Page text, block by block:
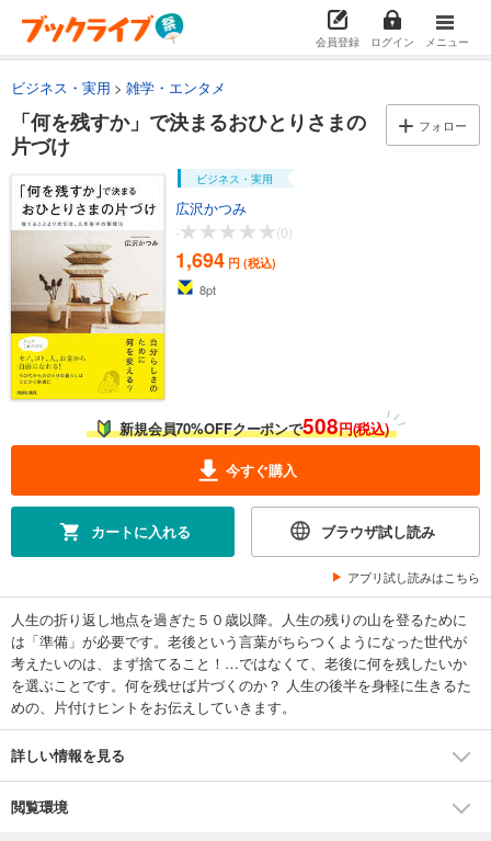
会員登録 ログイン メニュー
ビジネス・実用 雑学・エンタメ
「何を残すか」で決まるおひとりさまの
片づけ
フォロー
ビジネス・実用
広沢かつみ
-
(0)
1,694 円 (税込)
8pt
新規会員70%OFFクーポンで508円(税込)
今すぐ購入
カートに入れる ブラウザ試し読み
アプリ試し読みはこちら
人生の折り返し地点を過ぎた５０歳以降。人生の残りの山を登るために
は「準備」が必要です。老後という言葉がちらつくようになった世代が
考えたいのは、まず捨てること！…ではなくて、老後に何を残したいか
を選ぶことです。何を残せば片づくのか？ 人生の後半を身軽に生きるた
めの、片付けヒントをお伝えしていきます。
詳しい情報を見る
閲覧環境